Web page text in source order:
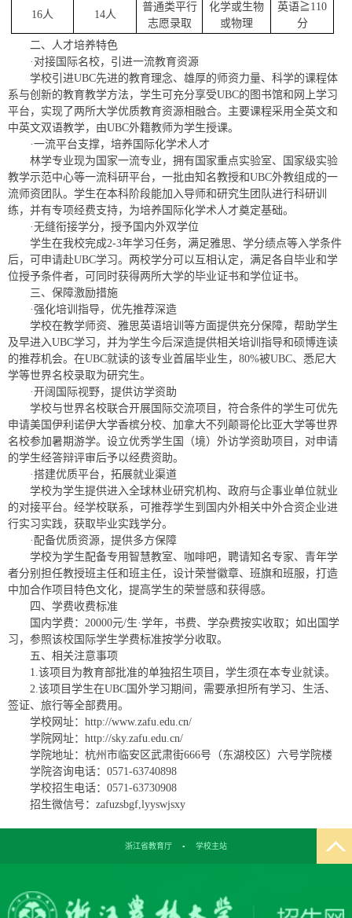
16人 14人
普通类平行
志愿录取
化学或生物
或物理
英语≧110
分
二、人才培养特色
·对接国际名校，引进一流教育资源
学校引进UBC先进的教育理念、雄厚的师资力量、科学的课程体
系与创新的教育教学方法，学生可充分享受UBC的图书馆和网上学习
平台，实现了两所大学优质教育资源相融合。主要课程采用全英文和
中英文双语教学，由UBC外籍教师为学生授课。
·一流平台支撑，培养国际化学术人才
林学专业现为国家一流专业，拥有国家重点实验室、国家级实验
教学示范中心等一流科研平台，一批由知名教授和UBC外教组成的一
流师资团队。学生在本科阶段能加入导师和研究生团队进行科研训
练，并有专项经费支持，为培养国际化学术人才奠定基础。
·无缝衔接学分，授予国内外双学位
学生在我校完成2-3年学习任务，满足雅思、学分绩点等入学条件
后，可申请赴UBC学习。两校学分可以互相认定，满足各自毕业和学
位授予条件者，可同时获得两所大学的毕业证书和学位证书。
三、保障激励措施
·强化培训指导，优先推荐深造
学校在教学师资、雅思英语培训等方面提供充分保障，帮助学生
及早进入UBC学习，并为学生今后深造提供相关培训指导和硕博连读
的推荐机会。在UBC就读的该专业首届毕业生，80%被UBC、悉尼大
学等世界名校录取为研究生。
·开阔国际视野，提供访学资助
学校与世界名校联合开展国际交流项目，符合条件的学生可优先
申请美国伊利诺伊大学香槟分校、加拿大不列颠哥伦比亚大学等世界
名校参加暑期游学。设立优秀学生国（境）外访学资助项目，对申请
的学生经答辩评审后予以经费资助。
·搭建优质平台，拓展就业渠道
学校为学生提供进入全球林业研究机构、政府与企事业单位就业
的对接平台。经学校联系，可推荐学生到国内外相关中外合资企业进
行实习实践，获取毕业实践学分。
·配备优质资源，提供多方保障
学校为学生配备专用智慧教室、咖啡吧，聘请知名专家、青年学
者分别担任教授班主任和班主任，设计荣誉徽章、班旗和班服，打造
中加合作项目特色文化，提高学生的荣誉感和获得感。
四、学费收费标准
国内学费：20000元/生·学年，书费、学杂费按实收取；如出国学
习，参照该校国际学生学费标准按学分收取。
五、相关注意事项
1.该项目为教育部批准的单独招生项目，学生须在本专业就读。
2.该项目学生在UBC国外学习期间，需要承担所有学习、生活、
签证、旅行等全部费用。
学校网址：http://www.zafu.edu.cn/
学院网址：http://sky.zafu.edu.cn/
学院地址：杭州市临安区武肃街666号（东湖校区）六号学院楼
学院咨询电话：0571-63740898
学校招生电话：0571-63730908
招生微信号：zafuzsbgf,lyyswjsxy
浙江省教育厅 ▪ 学校主站